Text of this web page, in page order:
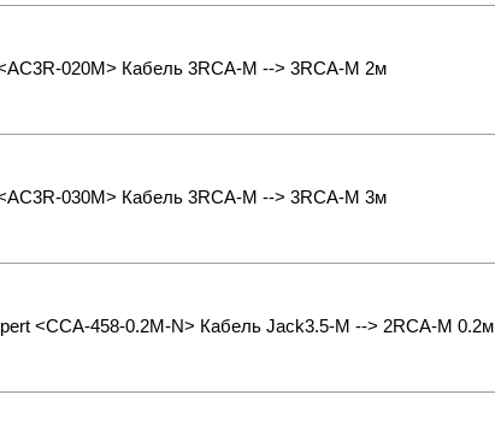
020M> Кабель 3RCA-M --> 3RCA-M 2м
030M> Кабель 3RCA-M --> 3RCA-M 3м
<CCA-458-0.2M-N> Кабель Jack3.5-M --> 2RCA-M 0.2м